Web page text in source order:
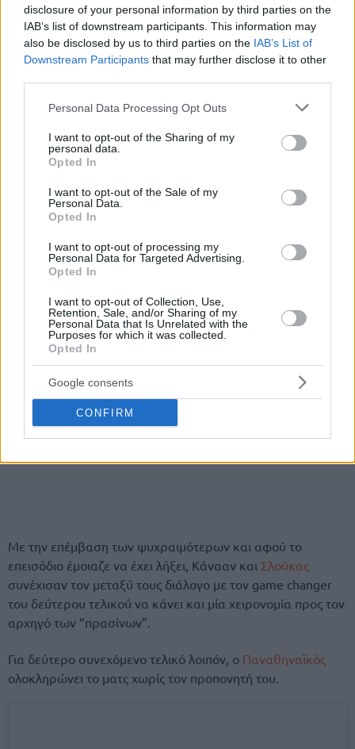
disclosure of your personal information by third parties on the
IAB’s list of downstream participants. This information may
also be disclosed by us to third parties on the IAB’s List of
Downstream Participants that may further disclose it to other
Please note that this website/app uses one or more Google
not limited to your visit or usage behaviour. You may click to
grant or deny consent to Google and its third-party tags to
use your data for below specified purposes in below Google
consent section.
Personal Data Processing Opt Outs
I want to opt-out of the Sharing of my
personal data.
Opted In
I want to opt-out of the Sale of my
Personal Data.
Opted In
I want to opt-out of processing my
Personal Data for Targeted Advertising.
Opted In
I want to opt-out of Collection, Use,
Retention, Sale, and/or Sharing of my
Personal Data that Is Unrelated with the
Purposes for which it was collected.
Opted In
Google consents
CONFIRM
Με την επέμβαση των ψυχραιμότερων και αφού το
επεισόδιο έμοιαζε να έχει λήξει, Κάνααν και Σλούκας
συνέχισαν τον μεταξύ τους διάλογο με τον game changer
του δεύτερου τελικού να κάνει και μία χειρονομία προς τον
αρχηγό των “πρασίνων”.
Για δεύτερο συνεχόμενο τελικό λοιπόν, ο Παναθηναϊκός
ολοκληρώνει το ματς χωρίς τον προπονητή του.